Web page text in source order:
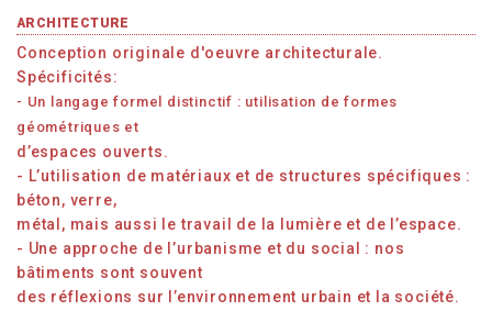
ARCHITECTURE
Conception originale d'oeuvre architecturale.
Spécificités:
- Un langage formel distinctif : utilisation de formes
géométriques et
d’espaces ouverts.
- L’utilisation de matériaux et de structures spécifiques :
béton, verre,
métal, mais aussi le travail de la lumière et de l’espace.
- Une approche de l’urbanisme et du social : nos
bâtiments sont souvent
des réflexions sur l’environnement urbain et la société.